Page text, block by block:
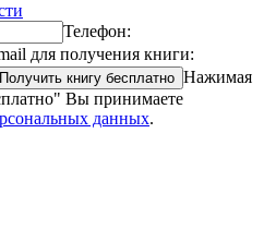
Телефон:
для получения книги:
Нажимая
Вы принимаете
данных.